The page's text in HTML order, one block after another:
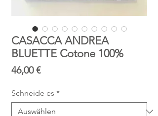
CASACCA ANDREA
BLUETTE Cotone 100%
46,00 €Preis
Schneide es *